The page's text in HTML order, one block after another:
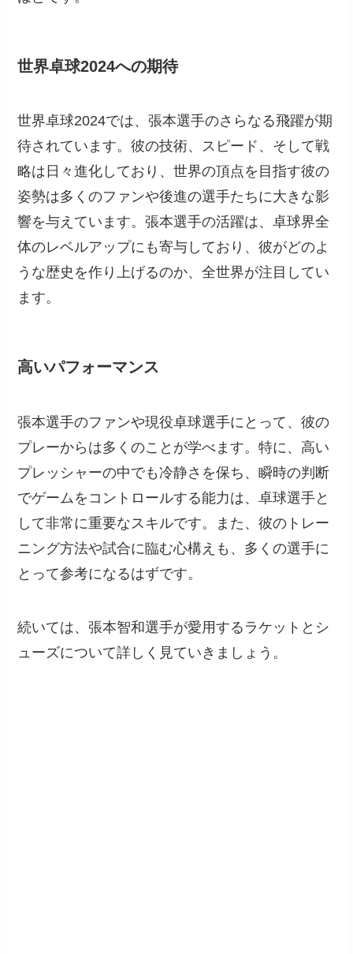
世界卓球2024への期待
世界卓球2024では、張本選手のさらなる飛躍が期
待されています。彼の技術、スピード、そして戦
略は日々進化しており、世界の頂点を目指す彼の
姿勢は多くのファンや後進の選手たちに大きな影
響を与えています。張本選手の活躍は、卓球界全
体のレベルアップにも寄与しており、彼がどのよ
うな歴史を作り上げるのか、全世界が注目してい
ます。
高いパフォーマンス
張本選手のファンや現役卓球選手にとって、彼の
プレーからは多くのことが学べます。特に、高い
プレッシャーの中でも冷静さを保ち、瞬時の判断
でゲームをコントロールする能力は、卓球選手と
して非常に重要なスキルです。また、彼のトレー
ニング方法や試合に臨む心構えも、多くの選手に
とって参考になるはずです。
続いては、張本智和選手が愛用するラケットとシ
ューズについて詳しく見ていきましょう。